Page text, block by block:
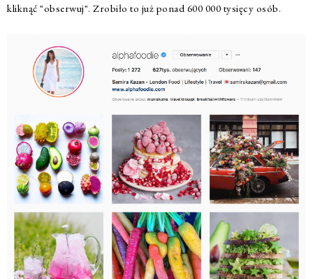
kliknąć "obserwuj". Zrobiło to już ponad 600 000 tysięcy osób.